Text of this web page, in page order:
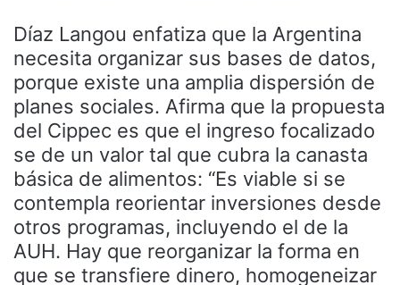
Díaz Langou enfatiza que la Argentina
necesita organizar sus bases de datos,
porque existe una amplia dispersión de
planes sociales. Afirma que la propuesta
del Cippec es que el ingreso focalizado
se de un valor tal que cubra la canasta
básica de alimentos: “Es viable si se
contempla reorientar inversiones desde
otros programas, incluyendo el de la
AUH. Hay que reorganizar la forma en
que se transfiere dinero, homogeneizar